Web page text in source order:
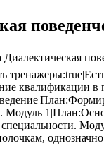
Диалектическая
квалификации в